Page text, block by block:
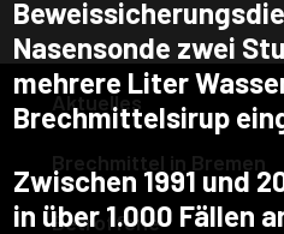
Aktuelles
Brechmittel in Bremen
Betroffene
Nasensonde zwei
mehrere Liter
Brechmittelsirup
Zwischen 1991 und
in über 1.000 Fällen